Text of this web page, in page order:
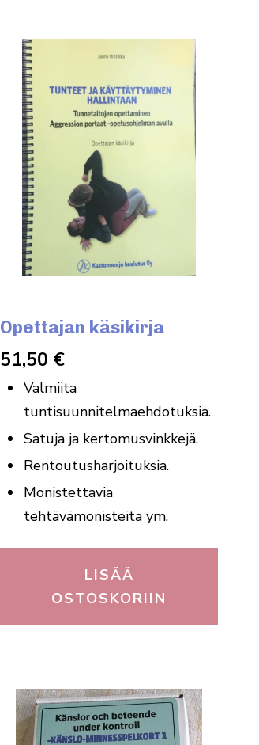
Opettajan käsikirja
51,50 €
Valmiita
tuntisuunnitelmaehdotuksia.
Satuja ja kertomusvinkkejä.
Rentoutusharjoituksia.
Monistettavia
tehtävämonisteita ym.
LISÄÄ
OSTOSKORIIN